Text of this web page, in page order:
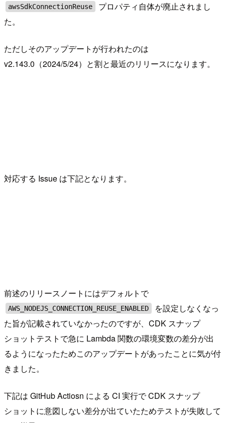
awsSdkConnectionReuse
プロパティ自体が廃止されまし
た。
ただしそのアップデートが行われたのは
v2.143.0（2024/5/24）と割と最近のリリースになります。
対応する Issue は下記となります。
前述のリリースノートにはデフォルトで
AWS_NODEJS_CONNECTION_REUSE_ENABLED
を設定しなくなっ
た旨が記載されていなかったのですが、CDK スナップ
ショットテストで急に Lambda 関数の環境変数の差分が出
るようになったためこのアップデートがあったことに気が付
きました。
下記は GitHub Actiosn による CI 実行で CDK スナップ
ショットに意図しない差分が出ていたためテストが失敗して